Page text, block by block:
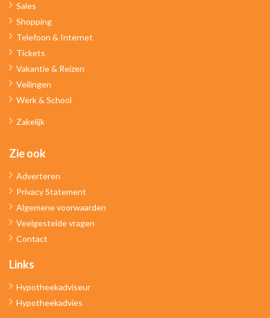
Sales
Shopping
Telefoon & Internet
Tickets
Vakantie & Reizen
Veilingen
Werk & School
Zakelijk
Zie ook
Adverteren
Privacy Statement
Algemene voorwaarden
Veelgestelde vragen
Contact
Links
Hypotheekadviseur
Hypotheekadvies